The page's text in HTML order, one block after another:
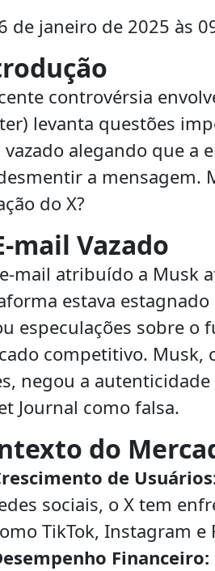
de janeiro de 2025 às
controvérsia
levanta questões
alegando que a
a mensagem.
do X?
mail Vazado
mail atribuído a Musk
estava estagnado
especulações sobre o
competitivo. Musk,
negou a
Journal como falsa.
do
de
sociais, o X tem
TikTok, Instagram e
Financeiro: